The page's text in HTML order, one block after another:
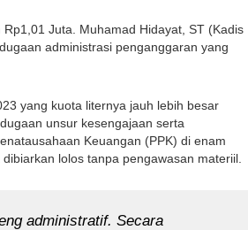
Juta. Muhamad Hidayat, ST (Kadis
administrasi penganggaran yang
yang kuota liternya jauh lebih besar
unsur kesengajaan serta
Keuangan (PPK) di enam
lolos tanpa pengawasan materiil.
administratif. Secara